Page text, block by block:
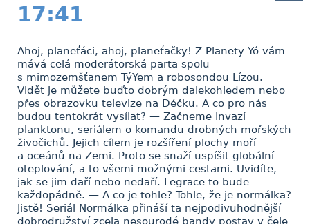
17:41
Ahoj, planeťáci, ahoj, planeťačky! Z Planety Yó vám
mává celá moderátorská parta spolu
s mimozemšťanem TýYem a robosondou Lízou.
Vidět je můžete buďto dobrým dalekohledem nebo
přes obrazovku televize na Déčku. A co pro nás
budou tentokrát vysílat? — Začneme Invazí
planktonu, seriálem o komandu drobných mořských
živočichů. Jejich cílem je rozšíření plochy moří
a oceánů na Zemi. Proto se snaží uspíšit globální
oteplování, a to všemi možnými cestami. Uvidíte,
jak se jim daří nebo nedaří. Legrace to bude
každopádně. — A co je tohle? Tohle, že je normálka?
Jistě! Seriál Normálka přináší ta nejpodivuhodnější
dobrodružství zcela nesourodé bandy postav v čele